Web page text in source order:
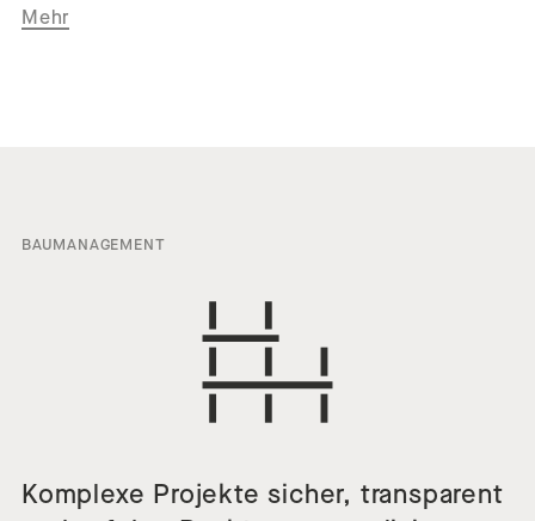
Mehr
BAUMANAGEMENT
Komplexe Projekte sicher, transparent